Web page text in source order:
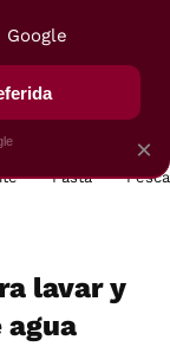
Pasta
lavar y
×
Google